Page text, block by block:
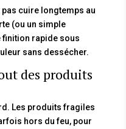
cuire longtemps au
(ou un simple
finition rapide sous
sans dessécher.
des produits
Les produits fragiles
hors du feu, pour